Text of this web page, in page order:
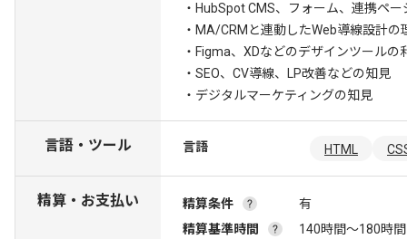
・HubSpot CMS、フォーム、連携ペ
・MA/CRMと連動したWeb導線設計の
・Figma、XDなどのデザインツールの
・SEO、CV導線、LP改善などの知見
・デジタルマーケティングの知見
言語・ツール 言語 HTML
精算・お支払い 精算条件
有
精算基準時間
140時間〜180時間